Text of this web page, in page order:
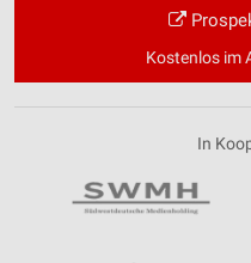
Kostenlos im
In